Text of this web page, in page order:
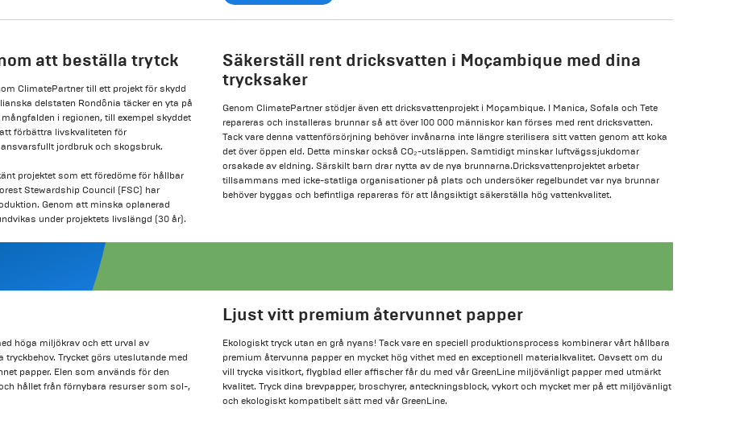
att beställa trytck
ClimatePartner till ett projekt för skydd
delstaten Rondônia täcker en yta på
i regionen, till exempel skyddet
förbättra livskvaliteten för
jordbruk och skogsbruk.
projektet som ett föredöme för hållbar
Stewardship Council (FSC) har
Genom att minska oplanerad
under projektets livslängd (30 år).
Säkerställ rent dricksvatten i Moçambique med dina
trycksaker
Genom ClimatePartner stödjer även ett dricksvattenprojekt i Moçambique. I Manica, Sofala och Tete
repareras och installeras brunnar så att över 100 000 människor kan förses med rent dricksvatten.
Tack vare denna vattenförsörjning behöver invånarna inte längre sterilisera sitt vatten genom att koka
det över öppen eld. Detta minskar också CO₂-utsläppen. Samtidigt minskar luftvägssjukdomar
orsakade av eldning. Särskilt barn drar nytta av de nya brunnarna.Dricksvattenprojektet arbetar
tillsammans med icke-statliga organisationer på plats och undersöker regelbundet var nya brunnar
behöver byggas och befintliga repareras för att långsiktigt säkerställa hög vattenkvalitet.
höga miljökrav och ett urval av
Trycket görs uteslutande med
papper. Elen som används för den
hållet från förnybara resurser som sol-,
Ljust vitt premium återvunnet papper
Ekologiskt tryck utan en grå nyans! Tack vare en speciell produktionsprocess kombinerar vårt hållbara
premium återvunna papper en mycket hög vithet med en exceptionell materialkvalitet. Oavsett om du
vill trycka visitkort, flygblad eller affischer får du med vår GreenLine miljövänligt papper med utmärkt
kvalitet. Tryck dina brevpapper, broschyrer, anteckningsblock, vykort och mycket mer på ett miljövänligt
och ekologiskt kompatibelt sätt med vår GreenLine.